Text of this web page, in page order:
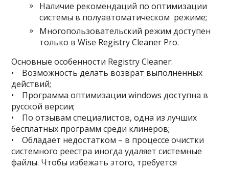
Наличие рекомендаций по оптимизации
системы в полуавтоматическом режиме;
Многопользовательский режим доступен
только в Wise Registry Cleaner Pro.
Основные особенности Registry Cleaner:
• Возможность делать возврат выполненных
действий;
• Программа оптимизации windows доступна в
русской версии;
• По отзывам специалистов, одна из лучших
бесплатных программ среди клинеров;
• Обладает недостатком – в процессе очистки
системного реестра иногда удаляет системные
файлы. Чтобы избежать этого, требуется